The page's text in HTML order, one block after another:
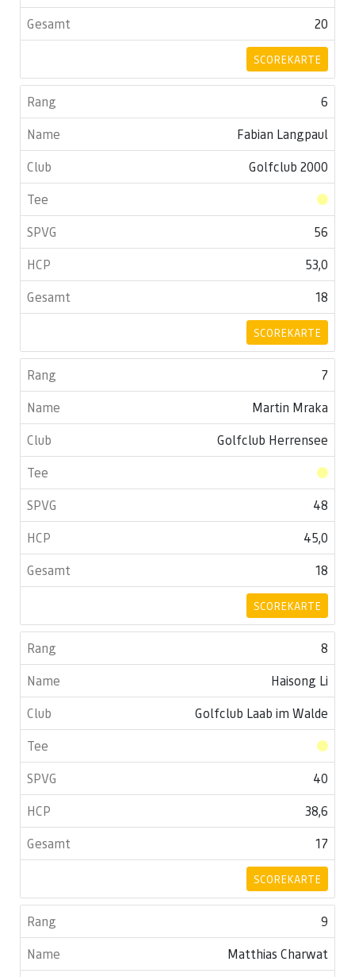
20
SCOREKARTE
6
Fabian Langpaul
Golfclub 2000
56
53,0
18
SCOREKARTE
7
Martin Mraka
Golfclub Herrensee
48
45,0
18
SCOREKARTE
8
Haisong Li
Golfclub Laab im Walde
40
38,6
17
SCOREKARTE
9
Matthias Charwat